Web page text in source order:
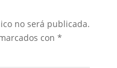
no será publicada.
con *